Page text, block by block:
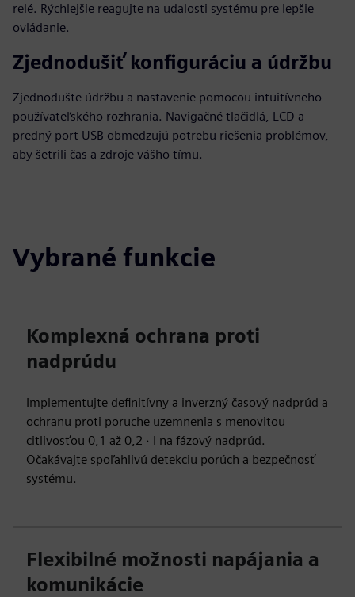
relé. Rýchlejšie reagujte na udalosti systému pre lepšie
ovládanie.
Zjednodušiť konfiguráciu a údržbu
Zjednodušte údržbu a nastavenie pomocou intuitívneho
používateľského rozhrania. Navigačné tlačidlá, LCD a
predný port USB obmedzujú potrebu riešenia problémov,
aby šetrili čas a zdroje vášho tímu.
Vybrané funkcie
Komplexná ochrana proti
nadprúdu
Implementujte definitívny a inverzný časový nadprúd a
ochranu proti poruche uzemnenia s menovitou
citlivosťou 0,1 až 0,2 ⋅ I na fázový nadprúd.
Očakávajte spoľahlivú detekciu porúch a bezpečnosť
systému.
Flexibilné možnosti napájania a
komunikácie